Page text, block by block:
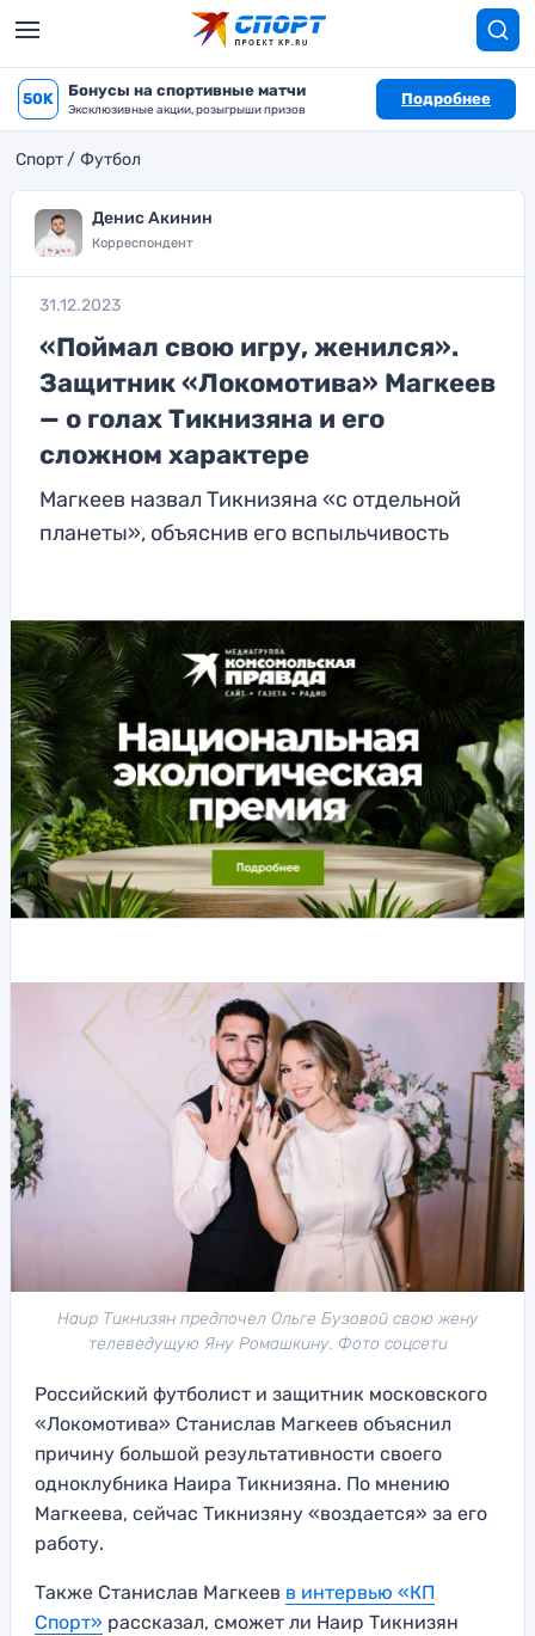
50K Бонусы на спортивные матчи
Эксклюзивные акции, розыгрыши призов
Подробнее
Спорт Футбол
Денис Акинин
Корреспондент
31.12.2023
«Поймал свою игру, женился».
Защитник «Локомотива» Магкеев
— о голах Тикнизяна и его
сложном характере
Магкеев назвал Тикнизяна «с отдельной
планеты», объяснив его вспыльчивость
Наир Тикнизян предпочел Ольге Бузовой свою жену
телеведущую Яну Ромашкину. Фото соцсети
Российский футболист и защитник московского
«Локомотива» Станислав Магкеев объяснил
причину большой результативности своего
одноклубника Наира Тикнизяна. По мнению
Магкеева, сейчас Тикнизяну «воздается» за его
работу.
Также Станислав Магкеев в интервью «КП
Спорт» рассказал, сможет ли Наир Тикнизян